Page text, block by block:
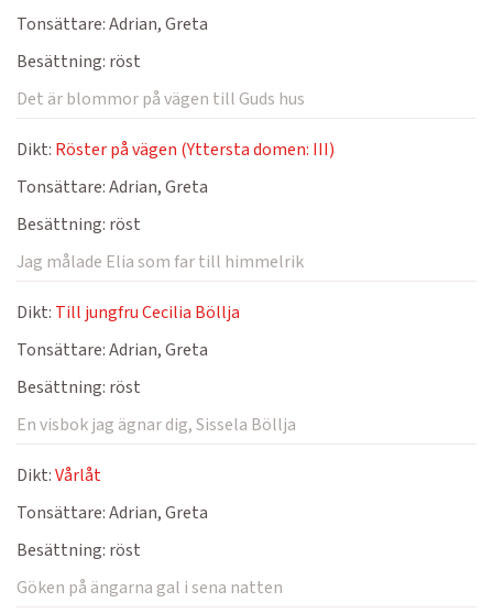
Tonsättare:Adrian, Greta
Besättning: röst
Det är blommor på vägen till Guds hus
Dikt: Röster på vägen (Yttersta domen: III)
Tonsättare:Adrian, Greta
Besättning: röst
Jag målade Elia som far till himmelrik
Dikt: Till jungfru Cecilia Böllja
Tonsättare:Adrian, Greta
Besättning: röst
En visbok jag ägnar dig, Sissela Böllja
Dikt:Vårlåt
Tonsättare:Adrian, Greta
Besättning: röst
Göken på ängarna gal i sena natten